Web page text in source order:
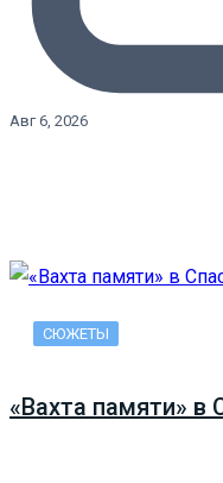
Авг 6, 2026
СЮЖЕТЫ
«Вахта памяти» в